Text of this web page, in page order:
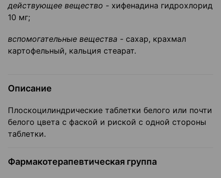
действующее вещество - хифенадина гидрохлорид
10 мг;
вспомогательные вещества - сахар, крахмал
картофельный, кальция стеарат.
Описание
Плоскоцилиндрические таблетки белого или почти
белого цвета с фаской и риской с одной стороны
таблетки.
Фармакотерапевтическая группа